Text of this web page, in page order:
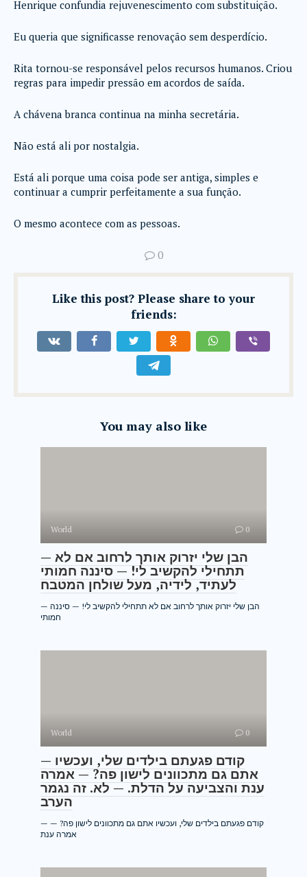
Henrique confundia rejuvenescimento com substituição.
Eu queria que significasse renovação sem desperdício.
Rita tornou-se responsável pelos recursos humanos. Criou
regras para impedir pressão em acordos de saída.
A chávena branca continua na minha secretária.
Não está ali por nostalgia.
Está ali porque uma coisa pode ser antiga, simples e
continuar a cumprir perfeitamente a sua função.
O mesmo acontece com as pessoas.
0
Like this post? Please share to your
friends:
You may also like
World 0
— הבן שלי יזרוק אותך לרחוב אם לא
תתחילי להקשיב לי! — סיננה חמותי
לעתיד, לידיה, מעל שולחן המטבח
— הבן שלי יזרוק אותך לרחוב אם לא תתחילי להקשיב לי! — סיננה
חמותי
World 0
— קודם פגעתם בילדים שלי, ועכשיו
אתם גם מתכוונים לישון פה? — אמרה
ענת והצביעה על הדלת. — לא. זה נגמר
הערב
— קודם פגעתם בילדים שלי, ועכשיו אתם גם מתכוונים לישון פה? —
אמרה ענת